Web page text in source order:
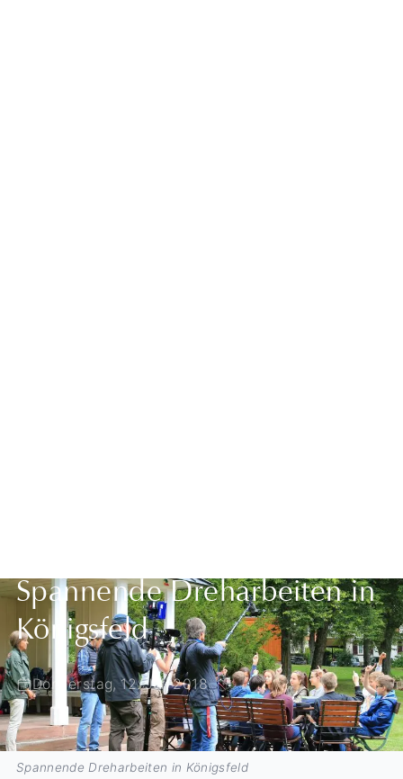
Spannende Dreharbeiten in
Königsfeld
Donnerstag, 12. Juli 2018
Spannende Dreharbeiten in Königsfeld